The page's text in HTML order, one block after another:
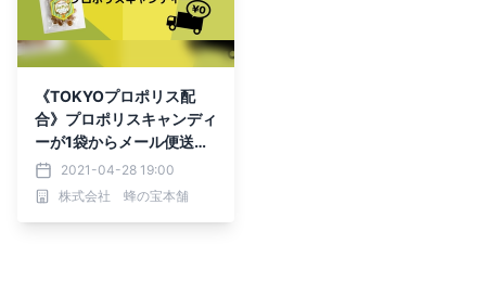
《TOKYOプロポリス配
合》プロポリスキャンディ
ーが1袋からメール便送料
無料2021-04-28 19:00
株式会社 蜂の宝本舗